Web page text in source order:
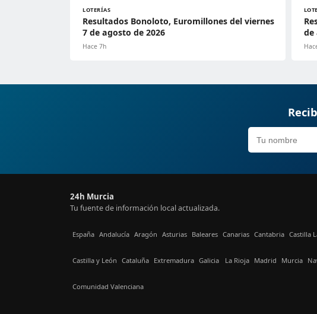
LOTERÍAS
Resultados Bonoloto, Euromillones del viernes
7 de agosto de 2026
Hace 7h
de
24h Murcia
Tu fuente de información local actualizada.
España Andalucía Aragón Asturias Baleares Canarias Cantabria Castilla
Castilla y León Cataluña Extremadura Galicia La Rioja Madrid Murcia
Comunidad Valenciana